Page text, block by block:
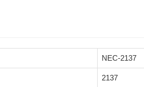
NEC-2137
2137